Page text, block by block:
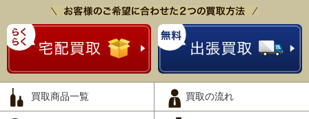
買取商品一覧 買取の流れ